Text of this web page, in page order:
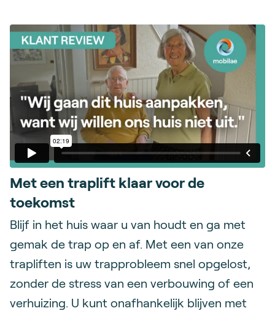
Met een traplift klaar voor de
toekomst
Blijf in het huis waar u van houdt en ga met
gemak de trap op en af. Met een van onze
trapliften is uw trapprobleem snel opgelost,
zonder de stress van een verbouwing of een
verhuizing. U kunt onafhankelijk blijven met